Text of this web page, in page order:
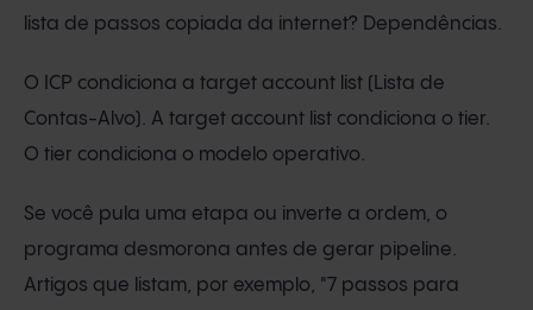
lista de passos copiada da internet? Dependências.
O ICP condiciona a target account list (Lista de
Contas-Alvo). A target account list condiciona o tier.
O tier condiciona o modelo operativo.
Se você pula uma etapa ou inverte a ordem, o
programa desmorona antes de gerar pipeline.
Artigos que listam, por exemplo, "7 passos para